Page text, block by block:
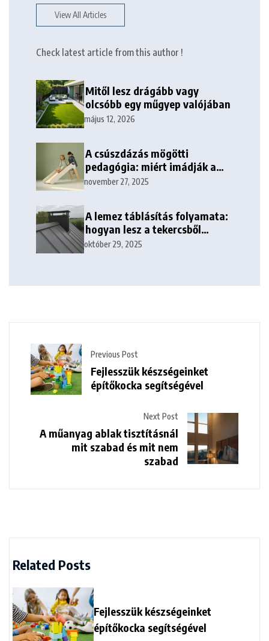
View All Articles
Check latest article from this author !
Mitől lesz drágább vagy
olcsóbb egy műgyep valójában
május 12, 2026
A csúszdázás mögötti
pedagógia: miért imádják a
gyerekek minden korban?
november 27, 2025
A lemez táblásítás folyamata:
hogyan lesz a tekercsből
kezelhető tábla?
október 29, 2025
Previous Post
Fejlesszük készségeinket
építőkocka segítségével
Next Post
A műanyag ablak tisztításnál
mit szabad és mit nem
szabad
Related Posts
Fejlesszük készségeinket
építőkocka segítségével